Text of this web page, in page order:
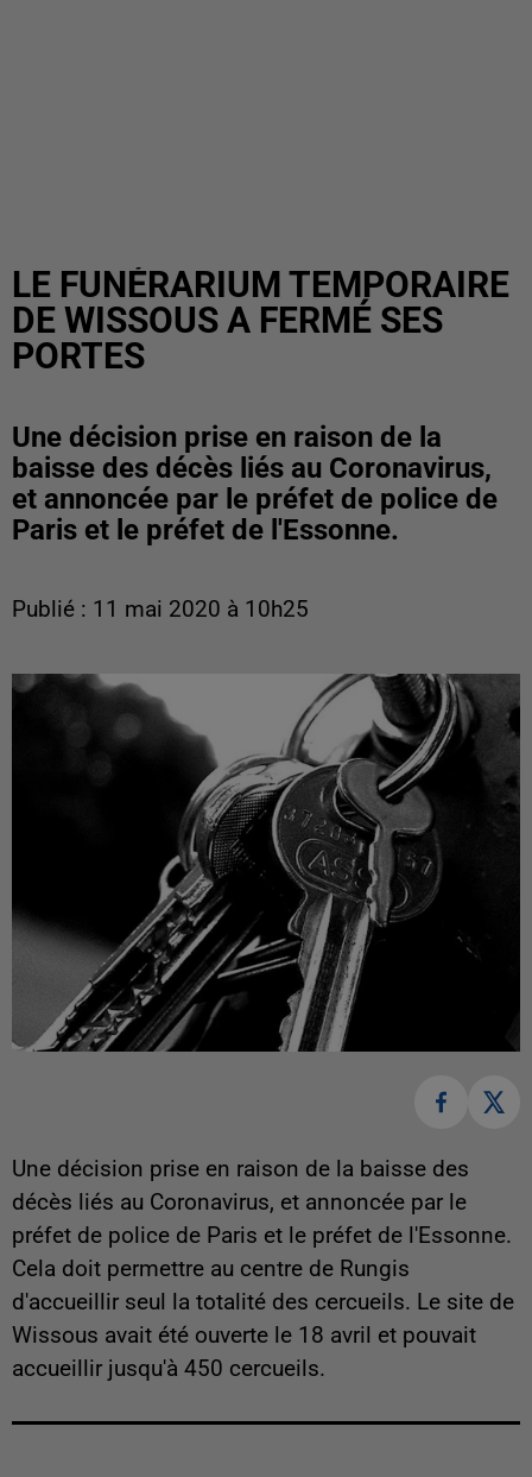
LE FUNÉRARIUM TEMPORAIRE
DE WISSOUS A FERMÉ SES
PORTES
Une décision prise en raison de la
baisse des décès liés au Coronavirus,
et annoncée par le préfet de police de
Paris et le préfet de l'Essonne.
Publié : 11 mai 2020 à 10h25
Une décision prise en raison de la baisse des
décès liés au Coronavirus, et annoncée par le
préfet de police de Paris et le préfet de l'Essonne.
Cela doit permettre au centre de Rungis
d'accueillir seul la totalité des cercueils. Le site de
Wissous avait été ouverte le 18 avril et pouvait
accueillir jusqu'à 450 cercueils.